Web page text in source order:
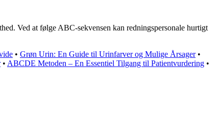
Ved at følge ABC-sekvensen kan redningspersonale hurtigt
• Grøn Urin: En Guide til Urinfarver og Mulige Årsager•
• ABCDE Metoden – En Essentiel Tilgang til Patientvurdering •